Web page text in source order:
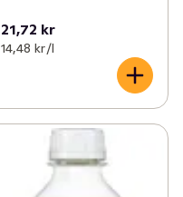
21,72 kr
14,48 kr /l